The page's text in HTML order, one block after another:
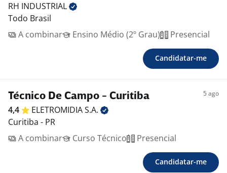
RH INDUSTRIAL
Todo Brasil
A combinar
Ensino Médio (2º Grau) Presencial
Candidatar-me
Técnico De Campo - Curitiba 5 ago
4,4 ELETROMIDIAS.A.
Curitiba - PR
A combinar
Curso Técnico Presencial
Candidatar-me